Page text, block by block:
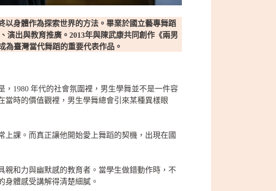
身體作為探索世界的方法。畢業於國立藝專舞蹈
演出與教育推廣。2013年與陳武康共同創作《兩男
為臺灣當代舞蹈的重要代表作品。
1980 年代的社會氛圍裡，男生學舞並不是一件容
時的價值觀裡，男生學舞總會引來某種異樣眼
課。而真正讓他開始愛上舞蹈的契機，出現在國
和力與幽默感的教育者。當學生做錯動作時，不
身體感受講解得清楚細膩。